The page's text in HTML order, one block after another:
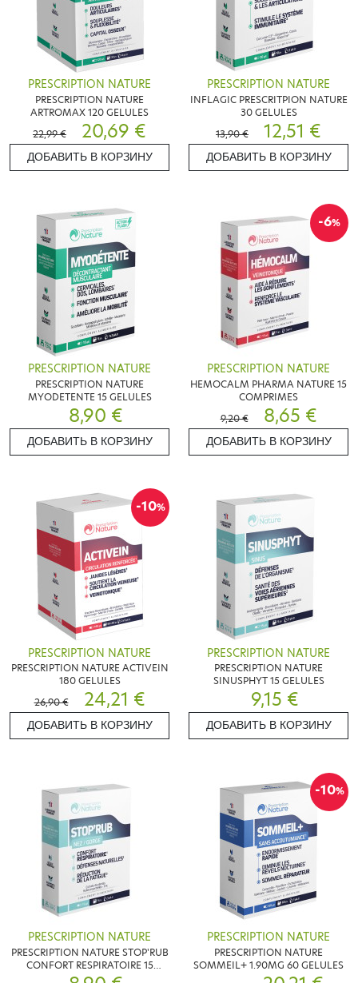
PRESCRIPTION NATURE
PRESCRIPTION NATURE
ARTROMAX 120 GELULES
22,99 €
20,69 €
ДОБАВИТЬ В КОРЗИНУ
PRESCRIPTION NATURE
INFLAGIC PRESCRITPION NATURE
30 GELULES
13,90 €
12,51 €
ДОБАВИТЬ В КОРЗИНУ
PRESCRIPTION NATURE
PRESCRIPTION NATURE
MYODETENTE 15 GELULES
8,90 €
ДОБАВИТЬ В КОРЗИНУ
-6%
PRESCRIPTION NATURE
HEMOCALM PHARMA NATURE 15
COMPRIMES
9,20 €
8,65 €
ДОБАВИТЬ В КОРЗИНУ
-10%
PRESCRIPTION NATURE
PRESCRIPTION NATURE ACTIVEIN
180 GELULES
26,90 €
24,21 €
ДОБАВИТЬ В КОРЗИНУ
PRESCRIPTION NATURE
PRESCRIPTION NATURE
SINUSPHYT 15 GELULES
9,15 €
ДОБАВИТЬ В КОРЗИНУ
PRESCRIPTION NATURE
PRESCRIPTION NATURE STOP'RUB
CONFORT RESPIRATOIRE 15
GELULES
-10%
PRESCRIPTION NATURE
PRESCRIPTION NATURE
SOMMEIL+ 1.90MG 60 GELULES